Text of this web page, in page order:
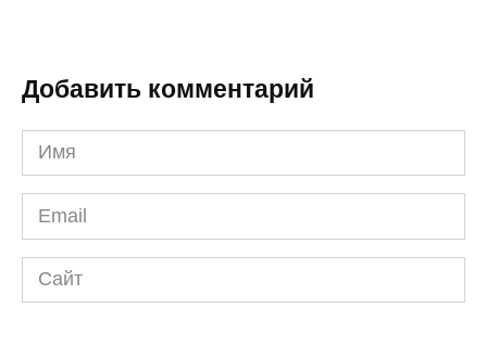
Добавить комментарий
Имя
*
Email
*
Сайт